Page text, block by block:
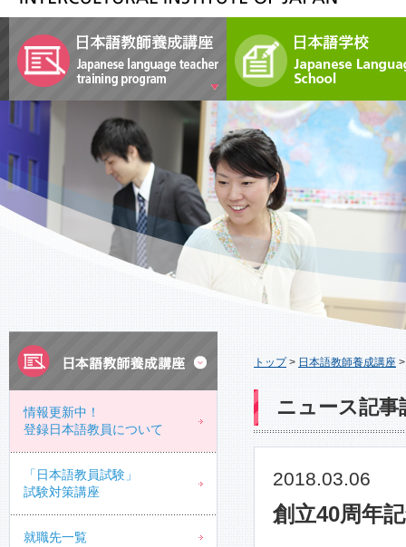
トップ> 日本語教師養成講座
ニュース記事
2018.03.06
創立40周年
情報更新中！
登録日本語教員について
「日本語教員試験」
試験対策講座
就職先一覧